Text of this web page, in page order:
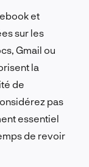
et
sur les
Gmail ou
la
de
pas
essentiel
de revoir